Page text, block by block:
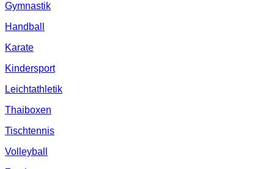
Gymnastik
Handball
Karate
Kindersport
Leichtathletik
Thaiboxen
Tischtennis
Volleyball